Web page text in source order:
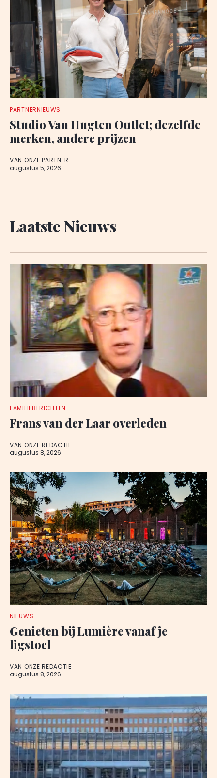
PARTNERNIEUWS
Studio Van Hugten Outlet; dezelfde
merken, andere prijzen
VAN ONZE PARTNER
augustus 5, 2026
Laatste Nieuws
FAMILIEBERICHTEN
Frans van der Laar overleden
VAN ONZE REDACTIE
augustus 8, 2026
NIEUWS
Genieten bij Lumière vanaf je
ligstoel
VAN ONZE REDACTIE
augustus 8, 2026